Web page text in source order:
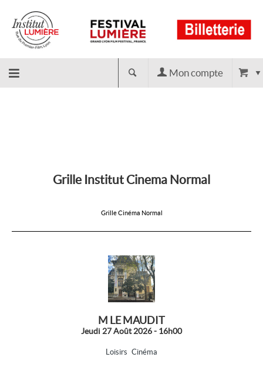
Mon compte
Grille Institut Cinema Normal
Grille Cinéma Normal
M LE MAUDIT
Jeudi 27 Août 2026 - 16h00
Loisirs Cinéma